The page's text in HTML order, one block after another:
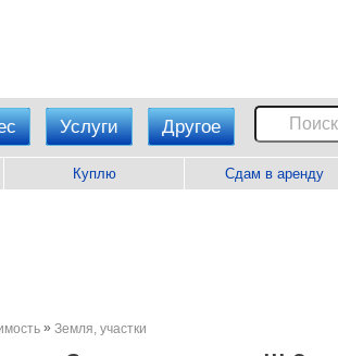
Услуги Другое
Куплю Сдам в аренду
» Земля, участки